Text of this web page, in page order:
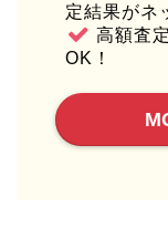
定結果がネ
高額査
OK！